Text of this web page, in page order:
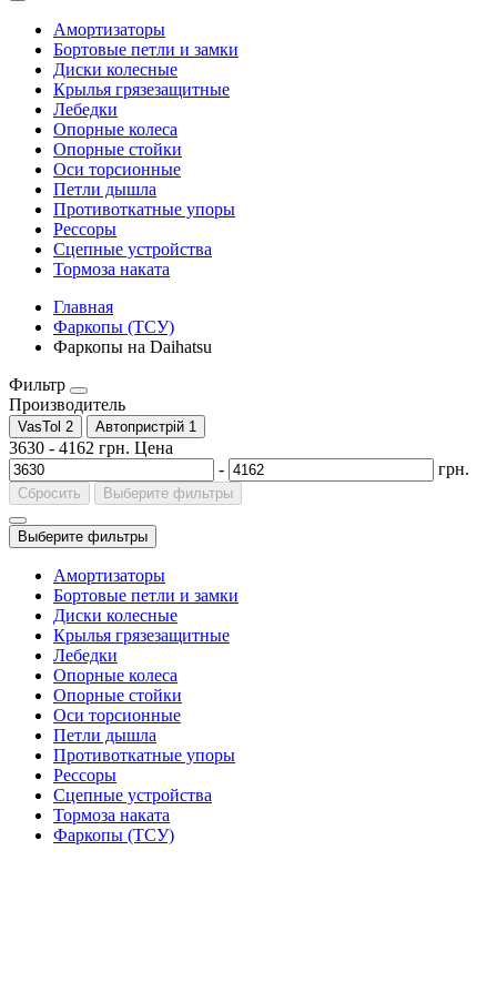
Амортизаторы
Бортовые петли и замки
Диски колесные
Крылья грязезащитные
Лебедки
Опорные колеса
Опорные стойки
Оси торсионные
Петли дышла
Противоткатные упоры
Рессоры
Сцепные устройства
Тормоза наката
Главная
Фаркопы (ТСУ)
Фаркопы на Daihatsu
Фильтр
Производитель
VasTol 2 Автопристрій 1
3630 - 4162 грн. Цена
-
грн.
Сбросить Выберите фильтры
Выберите фильтры
Амортизаторы
Бортовые петли и замки
Диски колесные
Крылья грязезащитные
Лебедки
Опорные колеса
Опорные стойки
Оси торсионные
Петли дышла
Противоткатные упоры
Рессоры
Сцепные устройства
Тормоза наката
Фаркопы (ТСУ)